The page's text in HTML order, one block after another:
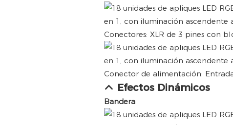
Conectores: XLR de 3 pines con
Conector de alimentación:
Efectos Dinámicos
Bandera